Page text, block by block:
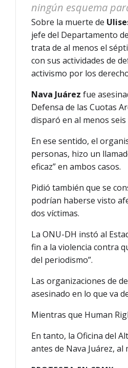
ningún esquema
Sobre la muerte de
jefe del Departamento
trata de al menos el
con sus actividades de
activismo por los
Nava Juárez fue
Defensa de las Cuotas
disparó en al menos
En ese sentido, el
personas, hizo un
eficaz” en ambos casos.
Pidió también que se
podrían haberse visto
dos víctimas.
La ONU-DH instó al
fin a la violencia contra
del periodismo”.
Las organizaciones de
asesinado en lo que va
Mientras que Human
En tanto, la Oficina del
antes de Nava Juárez,